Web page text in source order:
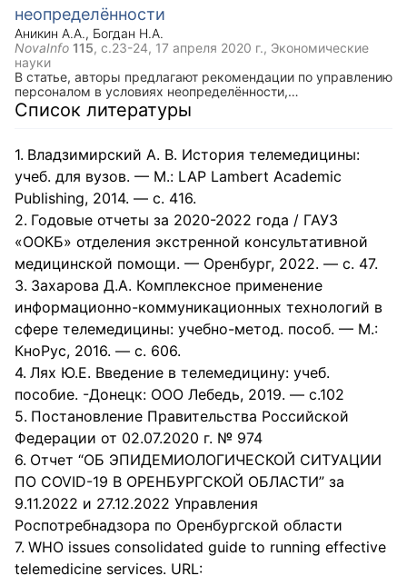
неопределённости
Аникин А.А., Богдан Н.А.
NovaInfo 115, с.23-24, 17 апреля 2020 г., Экономические
науки
В статье, авторы предлагают рекомендации по управлению
персоналом в условиях неопределённости,
реструктуризации команд и рабочих заданий в контексте
удаленной работы, а также методы их реализации,
негативными эмоциями и мыслями, и их трансформации в
положительное русло для повышения мотивации в
команде.
Список литературы
Владзимирский А. В. История телемедицины:
учеб. для вузов. — М.: LAP Lambert Academic
Publishing, 2014. — с. 416.
Годовые отчеты за 2020-2022 года / ГАУЗ
«ООКБ» отделения экстренной консультативной
медицинской помощи. — Оренбург, 2022. — с. 47.
Захарова Д.А. Комплексное применение
информационно-коммуникационных технологий в
сфере телемедицины: учебно-метод. пособ. — М.:
КноРус, 2016. — с. 606.
Лях Ю.Е. Введение в телемедицину: учеб.
пособие. -Донецк: ООО Лебедь, 2019. — с.102
Постановление Правительства Российской
Федерации от 02.07.2020 г. № 974
Отчет “ОБ ЭПИДЕМИОЛОГИЧЕСКОЙ СИТУАЦИИ
ПО COVID-19 В ОРЕНБУРГСКОЙ ОБЛАСТИ” за
9.11.2022 и 27.12.2022 Управления
Роспотребнадзора по Оренбургской области
WHO issues consolidated guide to running effective
telemedicine services. URL: